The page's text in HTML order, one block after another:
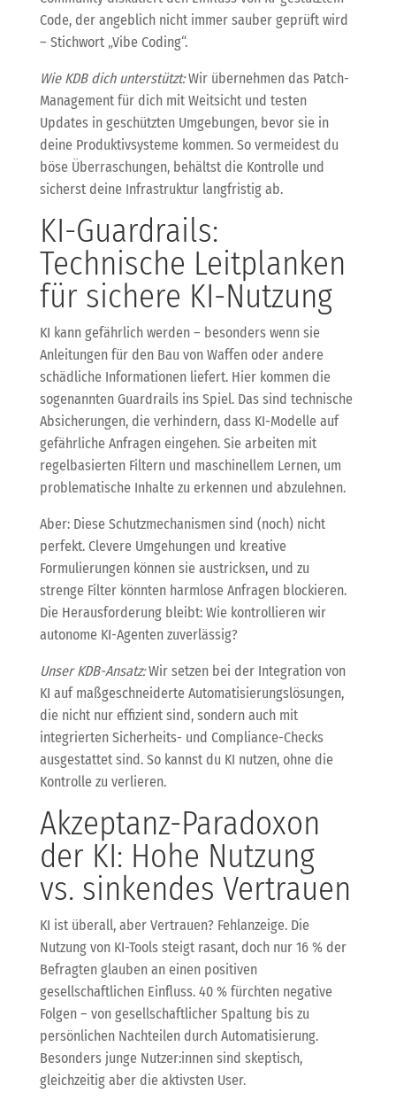
Code, der angeblich nicht immer sauber geprüft wird
– Stichwort „Vibe Coding“.
Wie KDB dich unterstützt:Wir übernehmen das Patch-
Management für dich mit Weitsicht und testen
Updates in geschützten Umgebungen, bevor sie in
deine Produktivsysteme kommen. So vermeidest du
böse Überraschungen, behältst die Kontrolle und
sicherst deine Infrastruktur langfristig ab.
KI-Guardrails:
Technische Leitplanken
für sichere KI-Nutzung
KI kann gefährlich werden – besonders wenn sie
Anleitungen für den Bau von Waffen oder andere
schädliche Informationen liefert. Hier kommen die
sogenannten Guardrails ins Spiel. Das sind technische
Absicherungen, die verhindern, dass KI-Modelle auf
gefährliche Anfragen eingehen. Sie arbeiten mit
regelbasierten Filtern und maschinellem Lernen, um
problematische Inhalte zu erkennen und abzulehnen.
Aber: Diese Schutzmechanismen sind (noch) nicht
perfekt. Clevere Umgehungen und kreative
Formulierungen können sie austricksen, und zu
strenge Filter könnten harmlose Anfragen blockieren.
Die Herausforderung bleibt: Wie kontrollieren wir
autonome KI-Agenten zuverlässig?
Unser KDB-Ansatz:Wir setzen bei der Integration von
KI auf maßgeschneiderte Automatisierungslösungen,
die nicht nur effizient sind, sondern auch mit
integrierten Sicherheits- und Compliance-Checks
ausgestattet sind. So kannst du KI nutzen, ohne die
Kontrolle zu verlieren.
Akzeptanz-Paradoxon
der KI: Hohe Nutzung
vs. sinkendes Vertrauen
KI ist überall, aber Vertrauen? Fehlanzeige. Die
Nutzung von KI-Tools steigt rasant, doch nur 16 % der
Befragten glauben an einen positiven
gesellschaftlichen Einfluss. 40 % fürchten negative
Folgen – von gesellschaftlicher Spaltung bis zu
persönlichen Nachteilen durch Automatisierung.
Besonders junge Nutzer:innen sind skeptisch,
gleichzeitig aber die aktivsten User.